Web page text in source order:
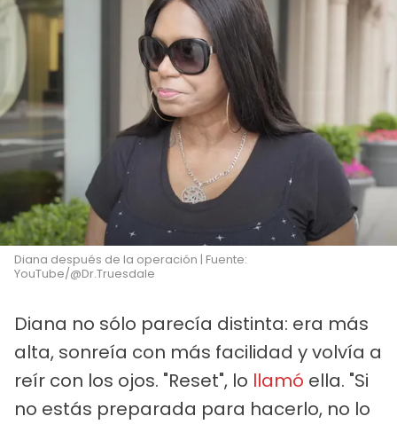
Diana después de la operación | Fuente:
YouTube/@Dr.Truesdale
Diana no sólo parecía distinta: era más
alta, sonreía con más facilidad y volvía a
reír con los ojos. "Reset", lo llamó ella. "Si
no estás preparada para hacerlo, no lo